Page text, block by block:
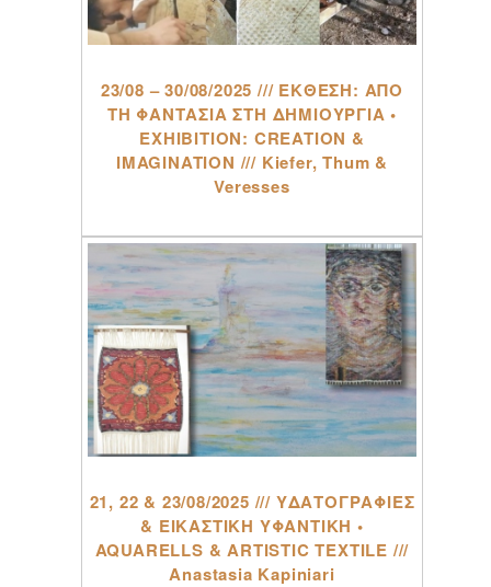
23/08 – 30/08/2025 /// ΕΚΘΕΣΗ: ΑΠΟ
ΤΗ ΦΑΝΤΑΣΙΑ ΣΤΗ ΔΗΜΙΟΥΡΓΙΑ •
EXHIBITION: CREATION &
IMAGINATION /// Kiefer, Thum &
Veresses
21, 22 & 23/08/2025 /// ΥΔΑΤΟΓΡΑΦΙΕΣ
& ΕΙΚΑΣΤΙΚΗ ΥΦΑΝΤΙΚΗ •
AQUARELLS & ARTISTIC TEXTILE ///
Anastasia Kapiniari